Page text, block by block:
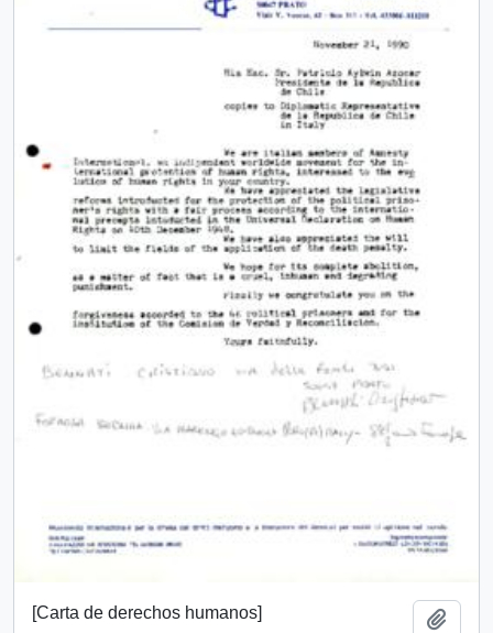
[Carta de derechos humanos]